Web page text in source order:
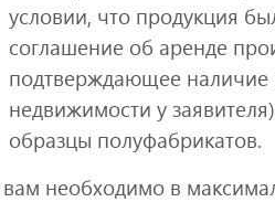
условии, что продукция
соглашение об аренде
подтверждающее наличие
недвижимости у
образцы полуфабрикатов.
вам необходимо в